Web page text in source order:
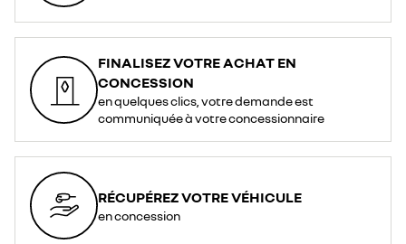
FINALISEZ VOTRE ACHAT EN
CONCESSION
en quelques clics, votre demande est
communiquée à votre concessionnaire
RÉCUPÉREZ VOTRE VÉHICULE
en concession